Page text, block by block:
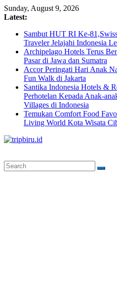
Skip
to
Sunday, August 9, 2026
Latest:
Sambut HUT RI Ke-
Traveler Jelajahi Indonesia
Archipelago Hotels Terus
Pasar di Jawa dan Sumatra
Accor Peringati Hari Anak
Fun Walk di Jakarta
Santika Indonesia Hotels &
Perhotelan Kepada Anak-
Villages di Indonesia
Temukan Comfort Food
Living World Kota Wisata